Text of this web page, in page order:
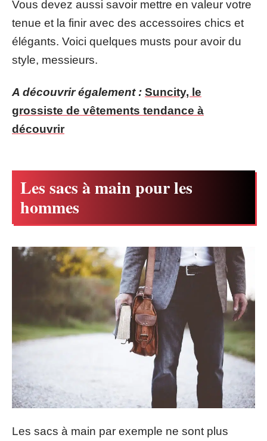
Vous devez aussi savoir mettre en valeur votre
tenue et la finir avec des accessoires chics et
élégants. Voici quelques musts pour avoir du
style, messieurs.
A découvrir également : Suncity, le
grossiste de vêtements tendance à
découvrir
Les sacs à main pour les
hommes
Les sacs à main par exemple ne sont plus